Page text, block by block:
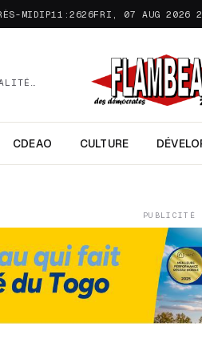
MIDIP11:2626FRI, 07 AUG 2026
CDEAO CULTURE
PUBLICITÉ